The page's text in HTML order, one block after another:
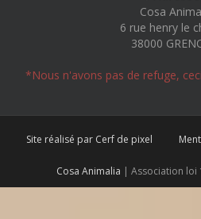
Cosa
6 rue henry le
38000
*Nous n'avons pas de refuge,
Site réalisé par Cerf de pixel
Cosa Animalia | Association loi